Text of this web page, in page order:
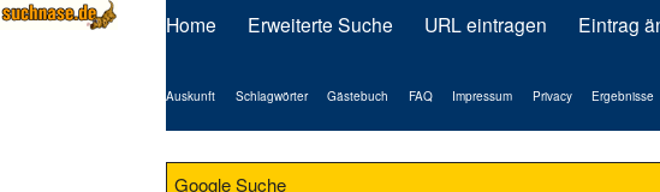
Home Erweiterte Suche URL eintragen Eintrag
Auskunft Schlagwörter Gästebuch FAQ Impressum Privacy Ergebnisse
Google Suche